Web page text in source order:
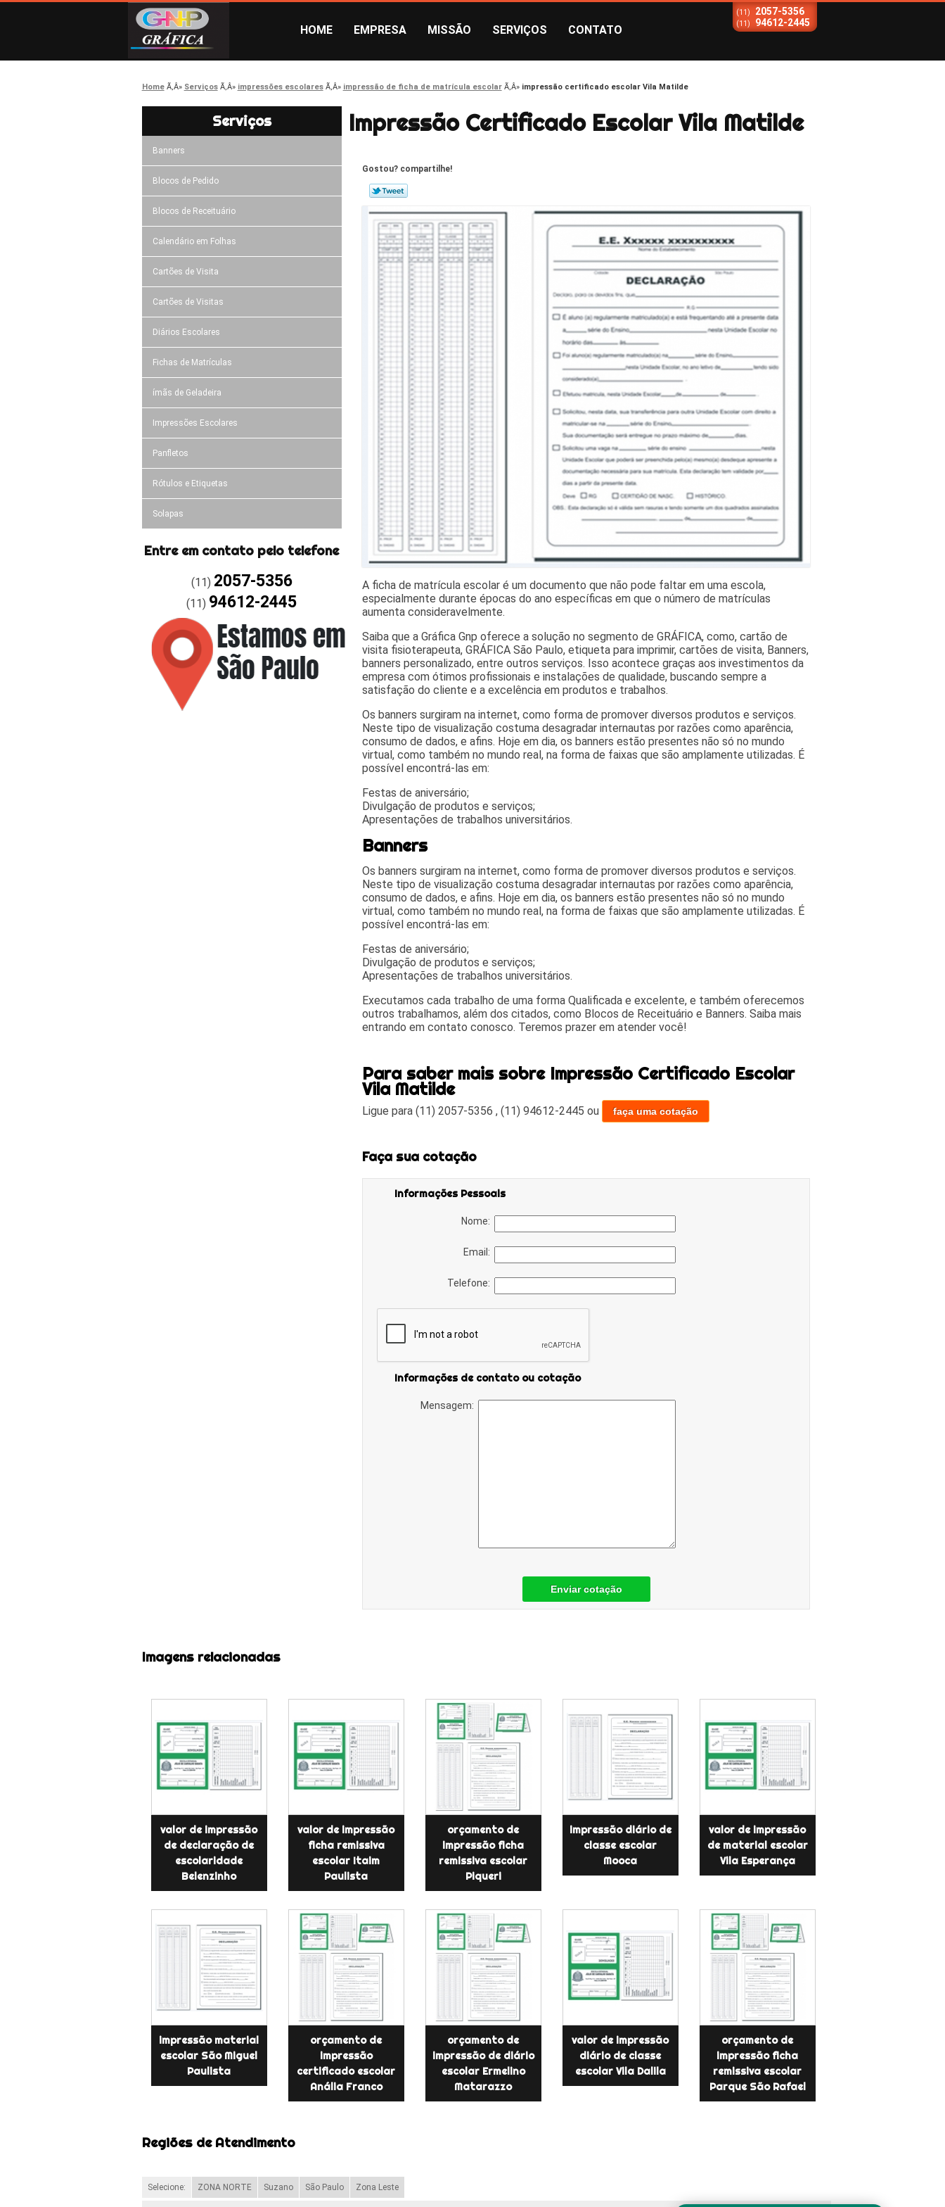
HOME EMPRESA MISSÃO SERVIÇOS CONTATO
(11) 2057-5356
(11) 94612-2445
Home Serviços impressões escolares impressão de ficha de matrícula escolar impressão certificado escolar Vila Matilde
Serviços
Banners
Blocos de Pedido
Blocos de Receituário
Calendário em Folhas
Cartões de Visita
Cartões de Visitas
Diários Escolares
Fichas de Matrículas
ímãs de Geladeira
Impressões Escolares
Panfletos
Rótulos e Etiquetas
Solapas
Entre em contato pelo telefone
(11) 2057-5356
(11) 94612-2445
Impressão Certificado Escolar Vila Matilde
Gostou? compartilhe!
A ficha de matrícula escolar é um documento que não pode faltar em uma escola,
especialmente durante épocas do ano específicas em que o número de matrículas
aumenta consideravelmente.
Saiba que a Gráfica Gnp oferece a solução no segmento de GRÁFICA, como, cartão de
visita fisioterapeuta, GRÁFICA São Paulo, etiqueta para imprimir, cartões de visita, Banners,
banners personalizado, entre outros serviços. Isso acontece graças aos investimentos da
empresa com ótimos profissionais e instalações de qualidade, buscando sempre a
satisfação do cliente e a excelência em produtos e trabalhos.
Os banners surgiram na internet, como forma de promover diversos produtos e serviços.
Neste tipo de visualização costuma desagradar internautas por razões como aparência,
consumo de dados, e afins. Hoje em dia, os banners estão presentes não só no mundo
virtual, como também no mundo real, na forma de faixas que são amplamente utilizadas. É
possível encontrá-las em:
Festas de aniversário;
Divulgação de produtos e serviços;
Apresentações de trabalhos universitários.
Banners
Os banners surgiram na internet, como forma de promover diversos produtos e serviços.
Neste tipo de visualização costuma desagradar internautas por razões como aparência,
consumo de dados, e afins. Hoje em dia, os banners estão presentes não só no mundo
virtual, como também no mundo real, na forma de faixas que são amplamente utilizadas. É
possível encontrá-las em:
Festas de aniversário;
Divulgação de produtos e serviços;
Apresentações de trabalhos universitários.
Executamos cada trabalho de uma forma Qualificada e excelente, e também oferecemos
outros trabalhamos, além dos citados, como Blocos de Receituário e Banners. Saiba mais
entrando em contato conosco. Teremos prazer em atender você!
Para saber mais sobre Impressão Certificado Escolar
Vila Matilde
Ligue para(11) 2057-5356 ,(11) 94612-2445 ou faça uma cotação
Faça sua cotação
Informações Pessoais
Nome:
Email:
Telefone:
Informações de contato ou cotação
Mensagem:
Enviar cotação
Imagens relacionadas
valor de impressão
de declaração de
escolaridade
Belenzinho
valor de impressão
ficha remissiva
escolar Itaim
Paulista
orçamento de
impressão ficha
remissiva escolar
Piqueri
impressão diário de
classe escolar
Mooca
valor de impressão
de material escolar
Vila Esperança
impressão material
escolar São Miguel
Paulista
orçamento de
impressão
certificado escolar
Anália Franco
orçamento de
impressão de diário
escolar Ermelino
Matarazzo
valor de impressão
diário de classe
escolar Vila Dalila
orçamento de
impressão ficha
remissiva escolar
Parque São Rafael
Regiões de Atendimento
Selecione: ZONA NORTE Suzano São Paulo Zona Leste